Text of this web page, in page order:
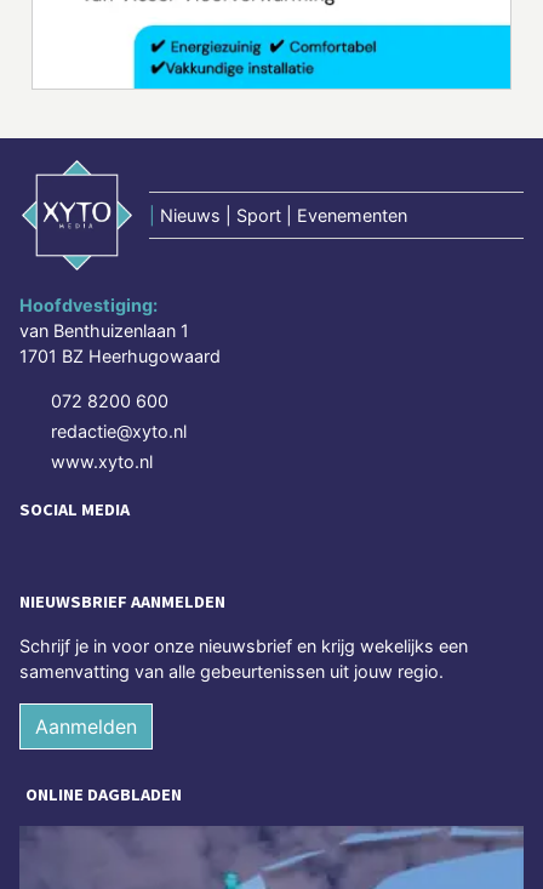
Nieuws | Sport | Evenementen
Hoofdvestiging:
van Benthuizenlaan 1
1701 BZ Heerhugowaard
072 8200 600
redactie@xyto.nl
www.xyto.nl
SOCIAL MEDIA
NIEUWSBRIEF AANMELDEN
Schrijf je in voor onze nieuwsbrief en krijg wekelijks een
samenvatting van alle gebeurtenissen uit jouw regio.
Aanmelden
ONLINE DAGBLADEN